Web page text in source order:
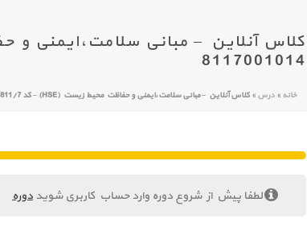
8117001014
خانه » درس » کلاس آنلاین – مبانی سلامت،ایمنی و حفاظت محیط زیست (HSE) – کد 811/7 – (8 ساعت) – گروه 8117001014
لطفا پیش از شروع دوره وارد حساب کاربری شویددوره